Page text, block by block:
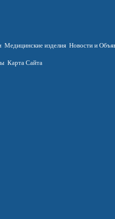
Медицинские изделия Новости и
Карта Сайта